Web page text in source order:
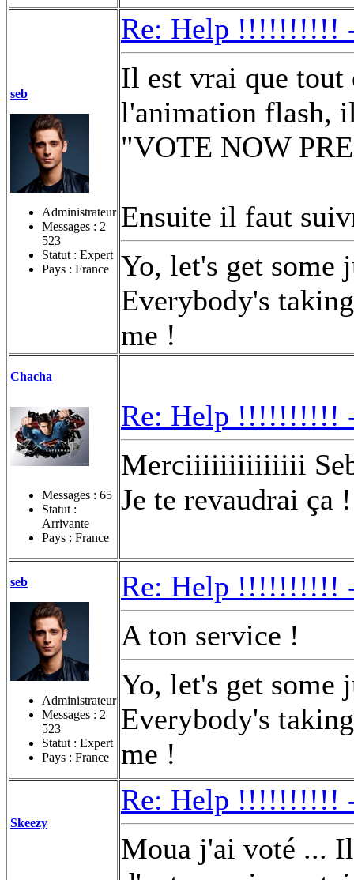
seb
Administrateur
Messages : 2
523
Statut : Expert
Pays : France
Re: Help !!!!!!!!!!
Il est vrai que tout
l'animation flash,
"VOTE NOW
Ensuite il faut
Yo, let's get some
Everybody's
me !
Chacha
Messages : 65
Statut :
Arrivante
Pays : France
Re: Help !!!!!!!!!!
Merciiiiiiiiiiiiii
Je te revaudrai ça
seb
Administrateur
Messages : 2
523
Statut : Expert
Pays : France
Re: Help !!!!!!!!!!
A ton service !
Yo, let's get some
Everybody's
me !
Skeezy
Re: Help !!!!!!!!!!
Moua j'ai voté ...